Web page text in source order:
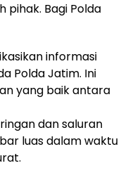
Bagi Polda
informasi
Polda Jatim. Ini
yang baik antara
dan saluran
luas dalam waktu